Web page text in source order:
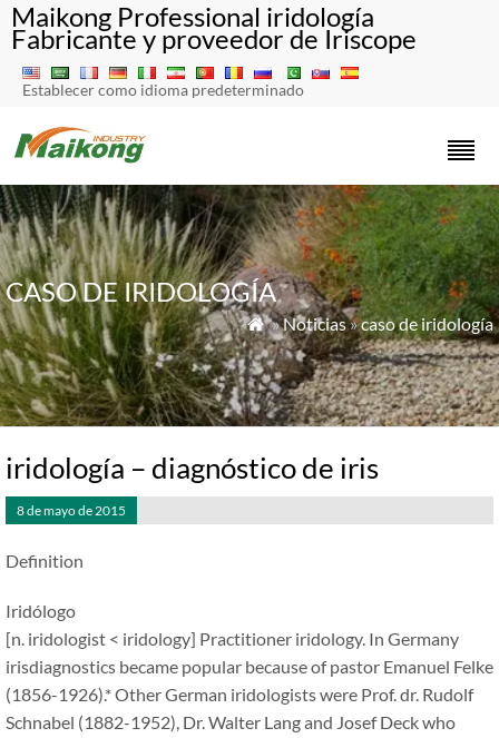
Maikong Professional iridología
Fabricante y proveedor de Iriscope
Establecer como idioma predeterminado
CASO DE IRIDOLOGÍA
 »Noticias»caso de iridología
iridología – diagnóstico de iris
8 de mayo de 2015
Definition
Iridólogo
[n. iridologist < iridology] Practitioner iridology. In Germany
irisdiagnostics became popular because of pastor Emanuel Felke
(1856-1926).* Other German iridologists were Prof. dr. Rudolf
Schnabel (1882-1952), Dr. Walter Lang and Josef Deck who